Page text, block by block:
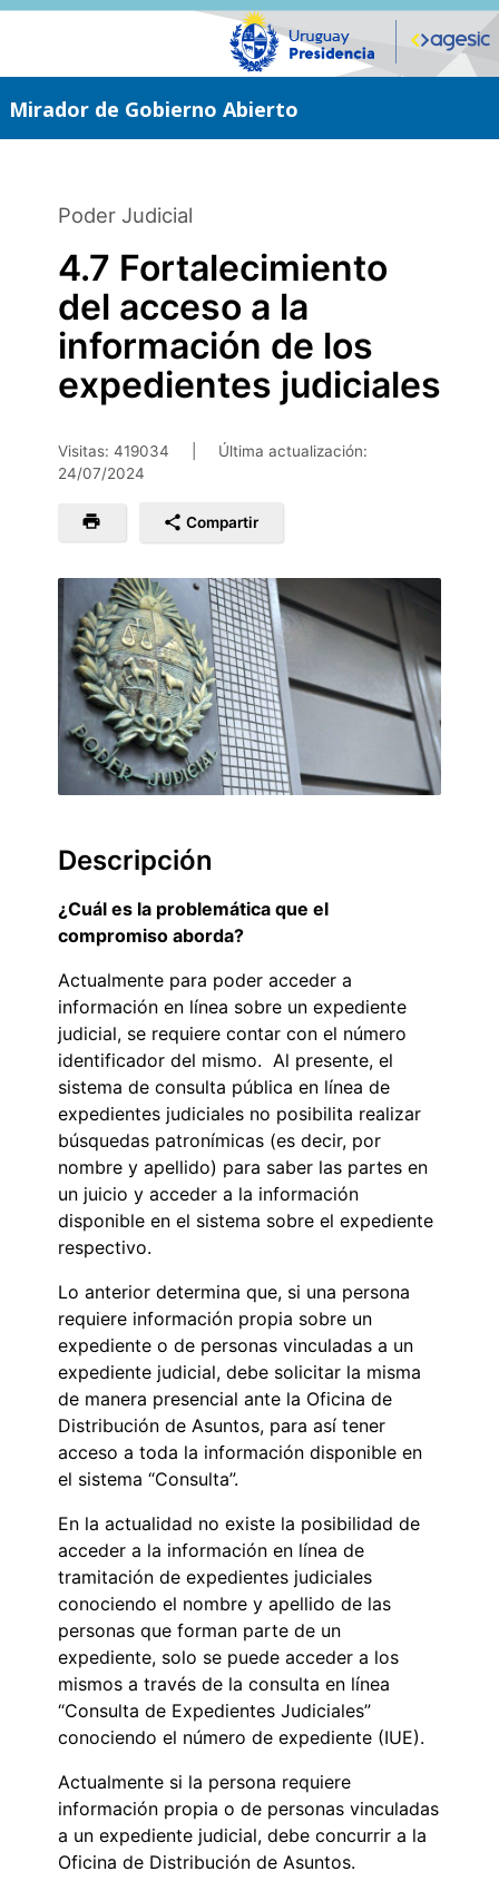
Saltar
Mirador de Gobierno Abierto
Poder Judicial
4.7 Fortalecimiento
del acceso a la
información de los
expedientes judiciales
Visitas: 419034
Última actualización:
24/07/2024
Compartir
Descripción
¿Cuál es la problemática que el
compromiso aborda?
Actualmente para poder acceder a
información en línea sobre un expediente
judicial, se requiere contar con el número
identificador del mismo. Al presente, el
sistema de consulta pública en línea de
expedientes judiciales no posibilita realizar
búsquedas patronímicas (es decir, por
nombre y apellido) para saber las partes en
un juicio y acceder a la información
disponible en el sistema sobre el expediente
respectivo.
Lo anterior determina que, si una persona
requiere información propia sobre un
expediente o de personas vinculadas a un
expediente judicial, debe solicitar la misma
de manera presencial ante la Oficina de
Distribución de Asuntos, para así tener
acceso a toda la información disponible en
el sistema “Consulta”.
En la actualidad no existe la posibilidad de
acceder a la información en línea de
tramitación de expedientes judiciales
conociendo el nombre y apellido de las
personas que forman parte de un
expediente, solo se puede acceder a los
mismos a través de la consulta en línea
“Consulta de Expedientes Judiciales”
conociendo el número de expediente (IUE).
Actualmente si la persona requiere
información propia o de personas vinculadas
a un expediente judicial, debe concurrir a la
Oficina de Distribución de Asuntos.